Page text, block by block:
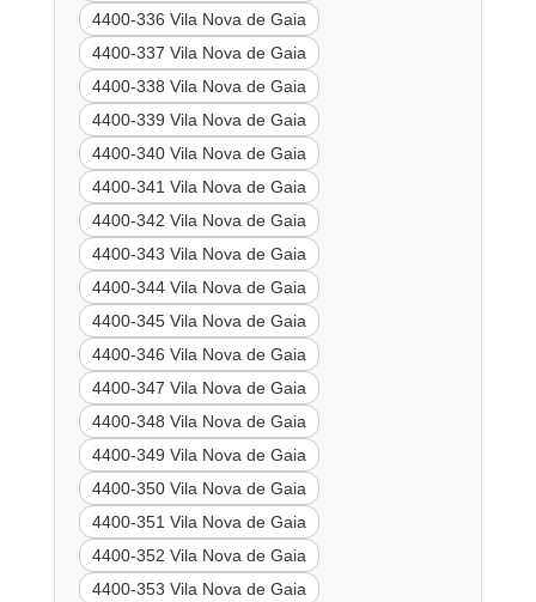
4400-336 Vila Nova de Gaia
4400-337 Vila Nova de Gaia
4400-338 Vila Nova de Gaia
4400-339 Vila Nova de Gaia
4400-340 Vila Nova de Gaia
4400-341 Vila Nova de Gaia
4400-342 Vila Nova de Gaia
4400-343 Vila Nova de Gaia
4400-344 Vila Nova de Gaia
4400-345 Vila Nova de Gaia
4400-346 Vila Nova de Gaia
4400-347 Vila Nova de Gaia
4400-348 Vila Nova de Gaia
4400-349 Vila Nova de Gaia
4400-350 Vila Nova de Gaia
4400-351 Vila Nova de Gaia
4400-352 Vila Nova de Gaia
4400-353 Vila Nova de Gaia